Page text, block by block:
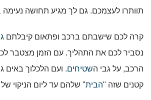
תוותרו לעצמכם. גם לך מגיע תחושה נעימה
קרה לכם שישבתם ברכב ופתאום קיבלתם
נסביר לכם את התהליך. עם הזמן מצטבר
הרכב, על גבי השטיחים. ועם הלכלוך באים
קטנים שזה "הבית" שלהם עד ליום הניקוי של